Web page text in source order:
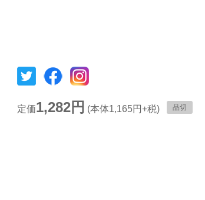
定価1,282円 (本体1,165円+税) 品切